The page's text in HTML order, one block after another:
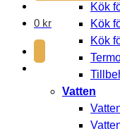
0 kr
Kök
Kök
Kök
Vatten